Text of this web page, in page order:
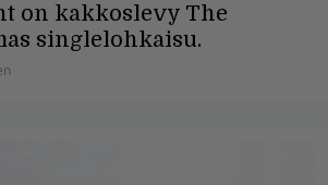
on kakkoslevy The
singlelohkaisu.